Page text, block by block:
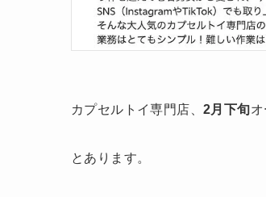
カプセルトイ専門店、 2月下旬オ
とあります。